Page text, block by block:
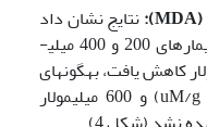
(MDA)
:نتایج نشان داد
میزان MDA با افزایش شوری در تیمارهای 200 و 400 میلی­
اما در تیمار 600 میلی­مولار کاهش یافت، به­گونه­ای
که بین تیمارهای شاهد ( uM/g Fw42/2) و 600 میلی­مولار